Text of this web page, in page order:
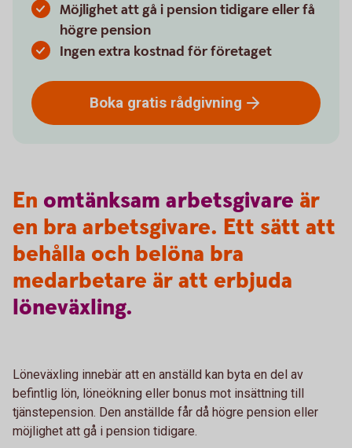
Möjlighet att gå i pension tidigare eller få
högre pension
Ingen extra kostnad för företaget
Boka gratis rådgivning
En omtänksam arbetsgivare är
en bra arbetsgivare. Ett sätt att
behålla och belöna bra
medarbetare är att erbjuda
löneväxling.
Löneväxling innebär att en anställd kan byta en del av
befintlig lön, löneökning eller bonus mot insättning till
tjänstepension. Den anställde får då högre pension eller
möjlighet att gå i pension tidigare.